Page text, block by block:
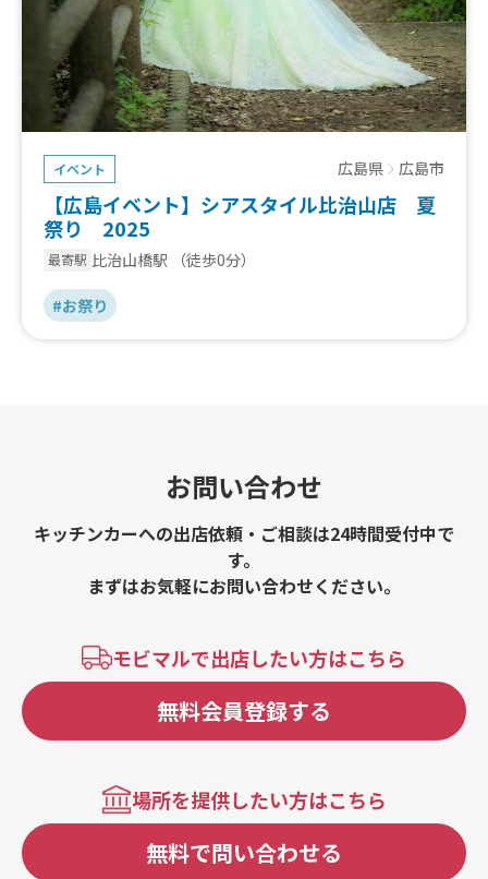
イベント 広島県 広島市
【広島イベント】シアスタイル比治山店 夏
祭り 2025
最寄駅 比治山橋駅 （徒歩0分）
#お祭り
お問い合わせ
キッチンカーへの出店依頼・ご相談は24時間受付中で
す。
まずはお気軽にお問い合わせください。
モビマルで出店したい方はこちら
無料会員登録する
場所を提供したい方はこちら
無料で問い合わせる